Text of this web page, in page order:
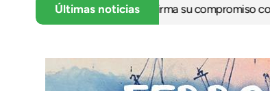
Últimas noticias
de Ferrol reafirma su compromiso con la